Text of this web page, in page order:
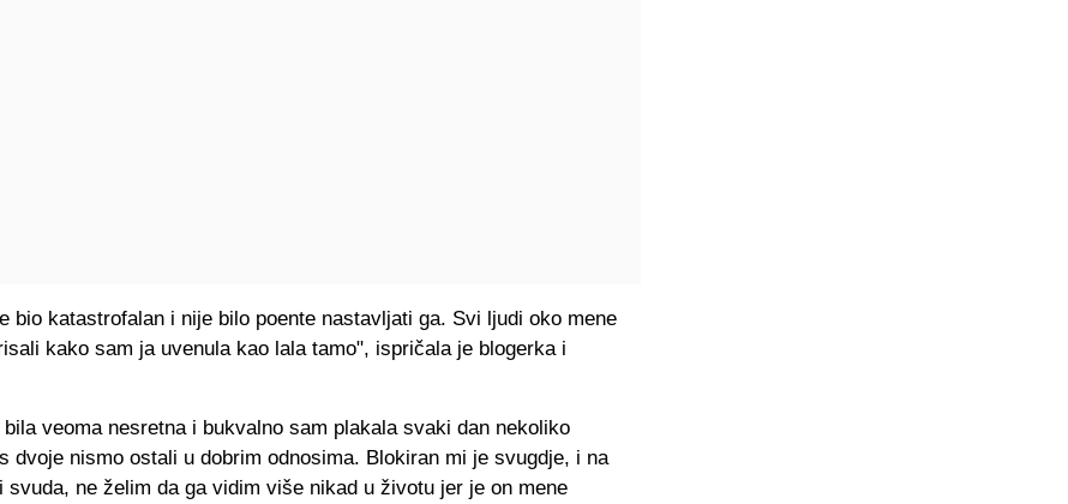
bio katastrofalan i nije bilo poente nastavljati ga. Svi ljudi oko mene
kako sam ja uvenula kao lala tamo", ispričala je blogerka i
veoma nesretna i bukvalno sam plakala svaki dan nekoliko
dvoje nismo ostali u dobrim odnosima. Blokiran mi je svugdje, i na
svuda, ne želim da ga vidim više nikad u životu jer je on mene